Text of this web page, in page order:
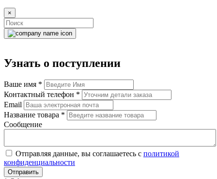
×
Узнать о поступлении
Ваше имя *
Контактный телефон *
Email
Название товара *
Сообщение
Отправляя данные, вы соглашаетесь с политикой
конфиденциальности
Отправить